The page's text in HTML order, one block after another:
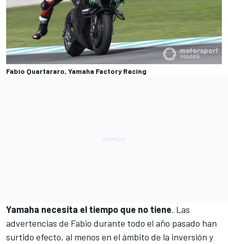
Fabio Quartararo, Yamaha Factory Racing
Yamaha necesita el tiempo que no tiene. Las
advertencias de Fabio durante todo el año pasado han
surtido efecto, al menos en el ámbito de la inversión y